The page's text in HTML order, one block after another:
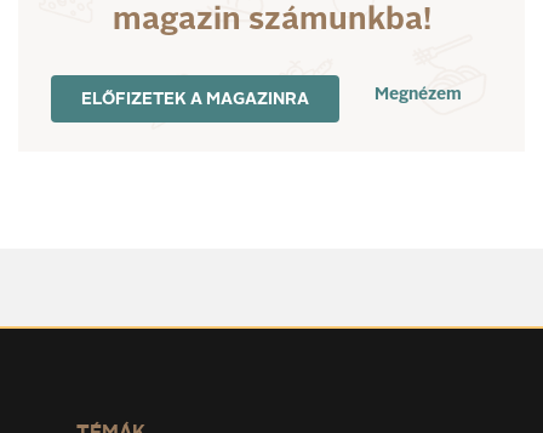
magazin számunkba!
ELŐFIZETEK A MAGAZINRA Megnézem